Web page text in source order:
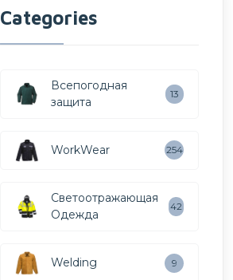
Categories
Всепогодная
защита
13
WorkWear 254
Светоотражающая
Одежда
42
Welding 9